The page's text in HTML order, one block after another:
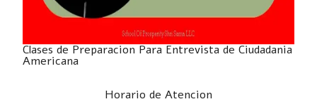
Clases de Preparacion Para Entrevista de Ciudadania
Americana
Horario de Atencion